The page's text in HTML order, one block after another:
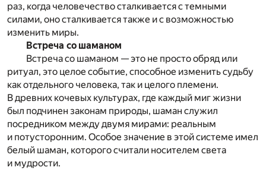
раз, когда человечество сталкивается с темными
силами, оно сталкивается также и с возможностью
изменить миры.
Встреча со шаманом
Встреча со шаманом — это не просто обряд или
ритуал, это целое событие, способное изменить судьбу
как отдельного человека, так и целого племени.
В древних кочевых культурах, где каждый миг жизни
был подчинен законам природы, шаман служил
посредником между двумя мирами: реальным
и потусторонним. Особое значение в этой системе имел
белый шаман, которого считали носителем света
и мудрости.